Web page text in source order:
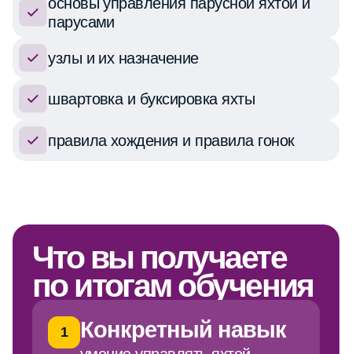
швартовка и буксировка яхты
правила хождения и правила гонок
1 Конкретный навык
умение управлять яхтой,
работать в команде,
руководить экипажем парусной
яхты